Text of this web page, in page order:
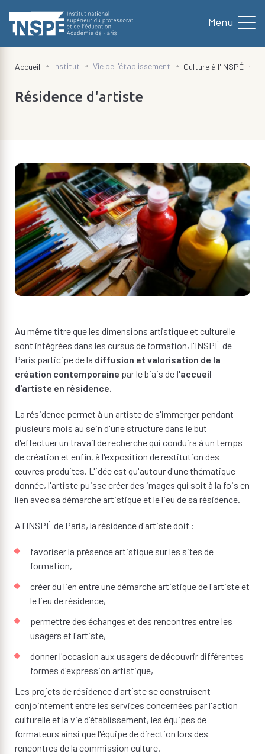
contenu
principal
d'Ariane
Accueil Institut Vie de l'établissement Culture à l'INSPÉ
Résidence d'artiste
Au même titre que les dimensions artistique et culturelle
sont intégrées dans les cursus de formation, l'INSPÉ de
Paris participe de la diffusion et valorisation de la
création contemporaine par le biais de l'accueil
d'artiste en résidence.
La résidence permet à un artiste de s'immerger pendant
plusieurs mois au sein d'une structure dans le but
d'effectuer un travail de recherche qui conduira à un temps
de création et enfin, à l'exposition de restitution des
œuvres produites. L'idée est qu'autour d'une thématique
donnée, l'artiste puisse créer des images qui soit à la fois en
lien avec sa démarche artistique et le lieu de sa résidence.
A l'INSPÉ de Paris, la résidence d'artiste doit :
favoriser la présence artistique sur les sites de
formation,
créer du lien entre une démarche artistique de l'artiste et
le lieu de résidence,
permettre des échanges et des rencontres entre les
usagers et l'artiste,
donner l'occasion aux usagers de découvrir différentes
formes d'expression artistique,
Les projets de résidence d'artiste se construisent
conjointement entre les services concernées par l'action
culturelle et la vie d'établissement, les équipes de
formateurs ainsi que l'équipe de direction lors des
rencontres de la commission culture.